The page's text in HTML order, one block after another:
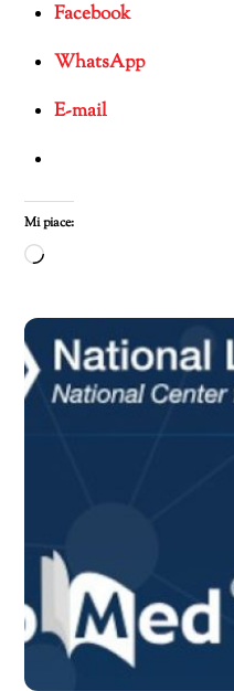
Facebook
WhatsApp
E-mail
Mi piace:
Caricamento
corso…